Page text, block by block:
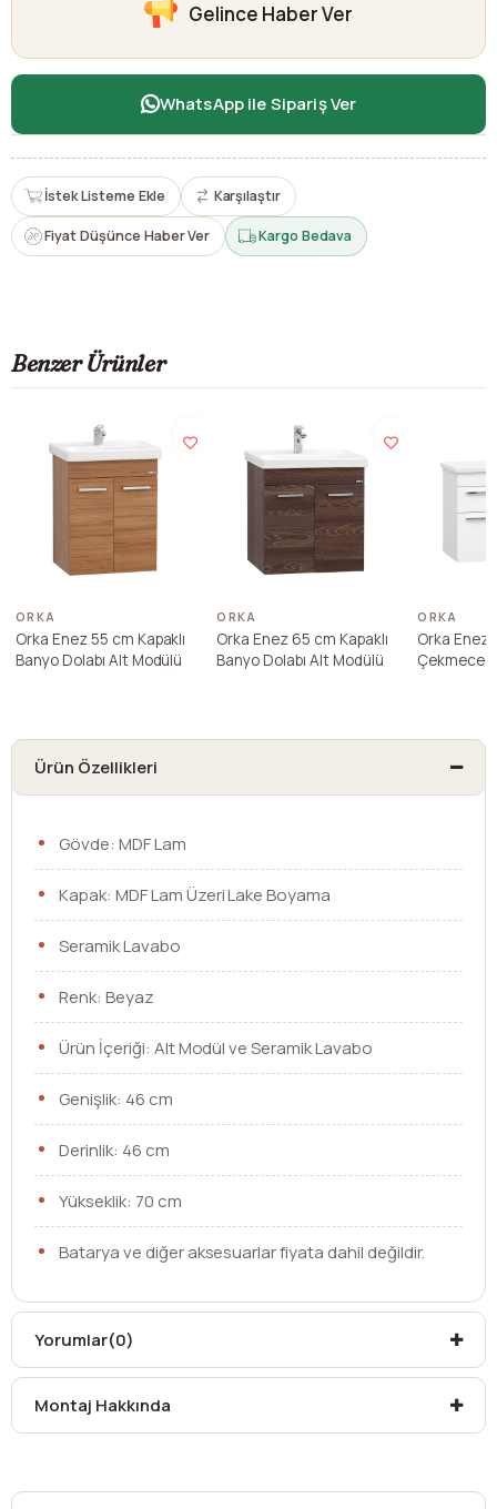
Gelince Haber Ver
WhatsApp ile Sipariş Ver
İstek Listeme Ekle Karşılaştır
Fiyat Düşünce Haber Ver Kargo Bedava
Benzer Ürünler
ORKA
Orka Enez 55 cm Kapaklı
Banyo Dolabı Alt Modülü
ORKA
Orka Enez 65 cm Kapaklı
Banyo Dolabı Alt Modülü
ORKA
Orka Enez
Çekmece
Ürün Özellikleri
Gövde: MDF Lam
Kapak: MDF Lam Üzeri Lake Boyama
Seramik Lavabo
Renk: Beyaz
Ürün İçeriği: Alt Modül ve Seramik Lavabo
Genişlik: 46 cm
Derinlik: 46 cm
Yükseklik: 70 cm
Batarya ve diğer aksesuarlar fiyata dahil değildir.
Kapak
Yorumlar(0)
Montaj Hakkında